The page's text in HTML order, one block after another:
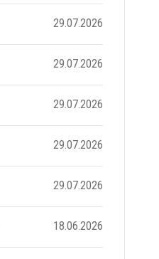
29.07.2026
29.07.2026
29.07.2026
29.07.2026
29.07.2026
18.06.2026